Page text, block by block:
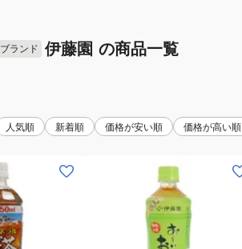
ブランド 伊藤園 の商品一覧
人気順 新着順 価格が安い順 価格が高い順